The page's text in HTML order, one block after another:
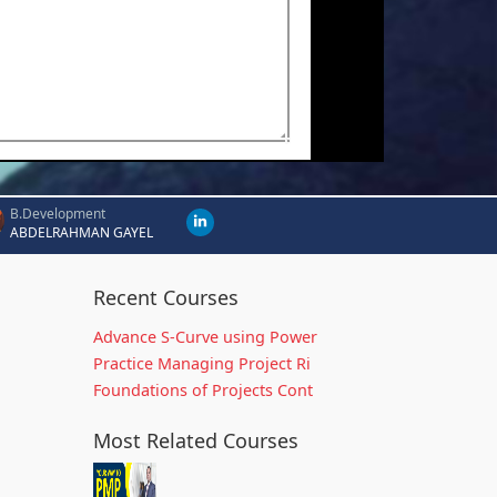
B.Development
ABDELRAHMAN GAYEL
Recent Courses
Advance S-Curve using Power
Practice Managing Project Ri
Foundations of Projects Cont
Most Related Courses